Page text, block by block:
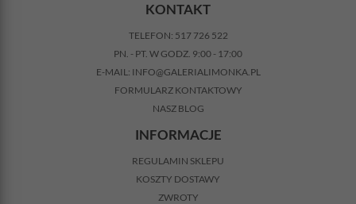
KONTAKT
TELEFON: 517 726 522
PN. - PT. W GODZ. 9:00 - 17:00
E-MAIL: INFO@GALERIALIMONKA.PL
FORMULARZ KONTAKTOWY
NASZ BLOG
INFORMACJE
REGULAMIN SKLEPU
KOSZTY DOSTAWY
ZWROTY